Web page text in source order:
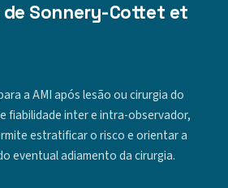
Sonnery-Cottet et
a AMI após lesão ou cirurgia do
fiabilidade inter e intra-observador,
estratificar o risco e orientar a
eventual adiamento da cirurgia.